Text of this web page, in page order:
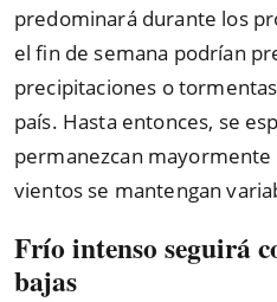
predominará durante los
el fin de semana podrían
precipitaciones o
país. Hasta entonces, se
permanezcan mayormente
vientos se mantengan
Frío intenso seguirá
bajas